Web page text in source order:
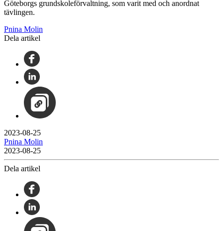
Göteborgs grundskoleförvaltning, som varit med och anordnat
tävlingen.
Pnina Molin
Dela artikel
2023-08-25
Pnina Molin
2023-08-25
Dela artikel